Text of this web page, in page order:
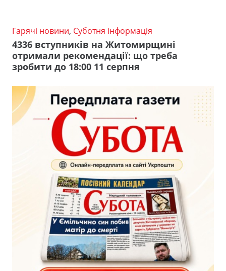
Гарячі новини, Суботня інформація
4336 вступників на Житомирщині
отримали рекомендації: що треба
зробити до 18:00 11 серпня